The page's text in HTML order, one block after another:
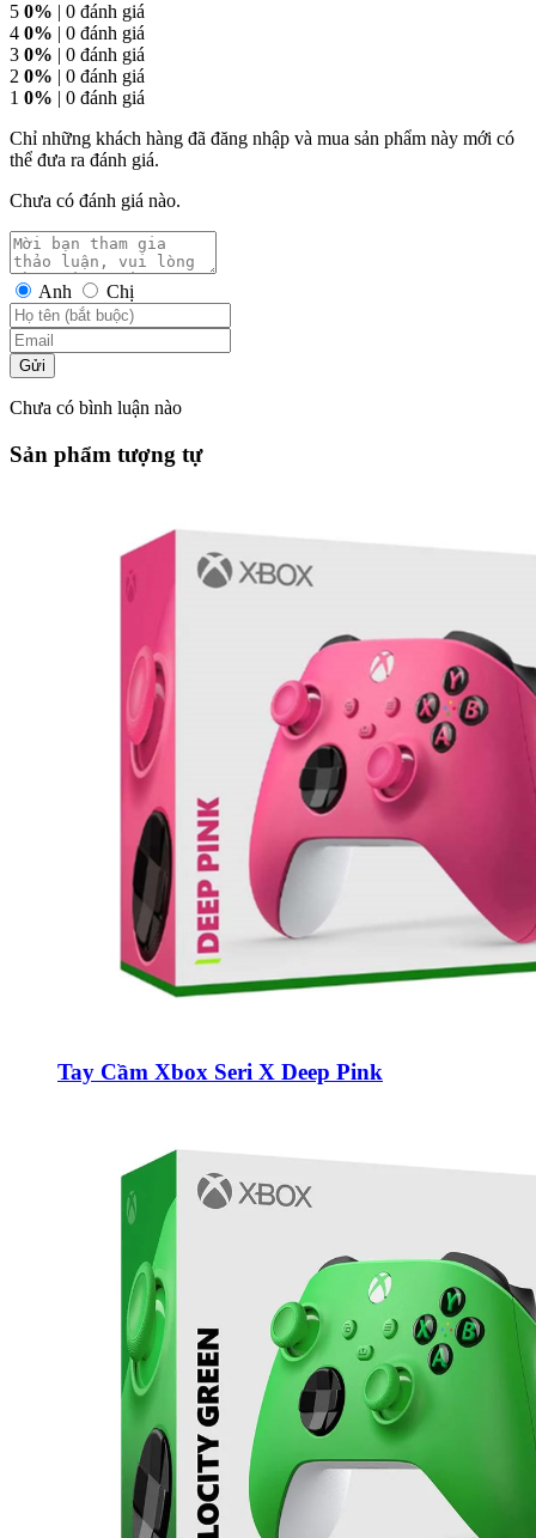
5 0% | 0 đánh giá
4 0% | 0 đánh giá
3 0% | 0 đánh giá
2 0% | 0 đánh giá
1 0% | 0 đánh giá
Chỉ những khách hàng đã đăng nhập và mua sản phẩm này mới có
thể đưa ra đánh giá.
Chưa có đánh giá nào.
Anh Chị
Gửi
Chưa có bình luận nào
Sản phẩm tượng tự
Tay Cầm Xbox Seri X Deep Pink